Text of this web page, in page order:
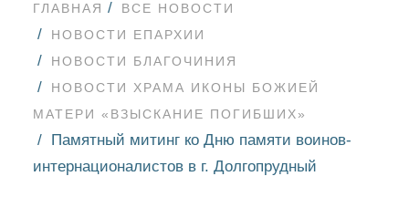
ГЛАВНАЯ
ВСЕ НОВОСТИ
НОВОСТИ ЕПАРХИИ
НОВОСТИ БЛАГОЧИНИЯ
НОВОСТИ ХРАМА ИКОНЫ БОЖИЕЙ
МАТЕРИ «ВЗЫСКАНИЕ ПОГИБШИХ»
Памятный митинг ко Дню памяти воинов-
интернационалистов в г. Долгопрудный